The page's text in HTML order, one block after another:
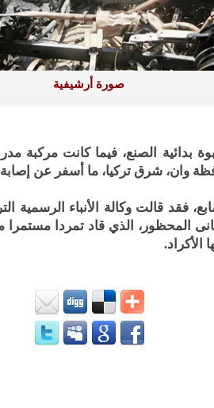
صورة أرشيفية
عبوة بدائية الصنع، فيما كانت
وان، شرق تركيا، ما أسفر عن
فقد قالت وكالة الأنباء الرسمية
المحظور، الذي قاد تمردا
الأكراد.